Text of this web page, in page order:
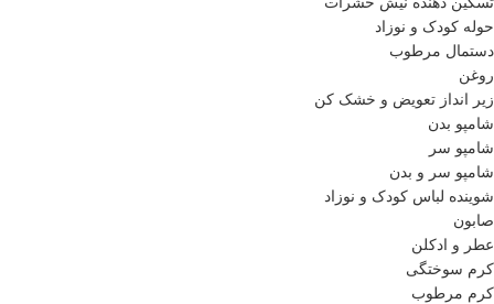
حوله کودک و نوزاد
دستمال مرطوب
روغن
زیر انداز تعویض و خشک کن
شامپو بدن
شامپو سر
شامپو سر و بدن
شوینده لباس کودک و نوزاد
صابون
عطر و ادکلن
کرم سوختگی
کرم مرطوب